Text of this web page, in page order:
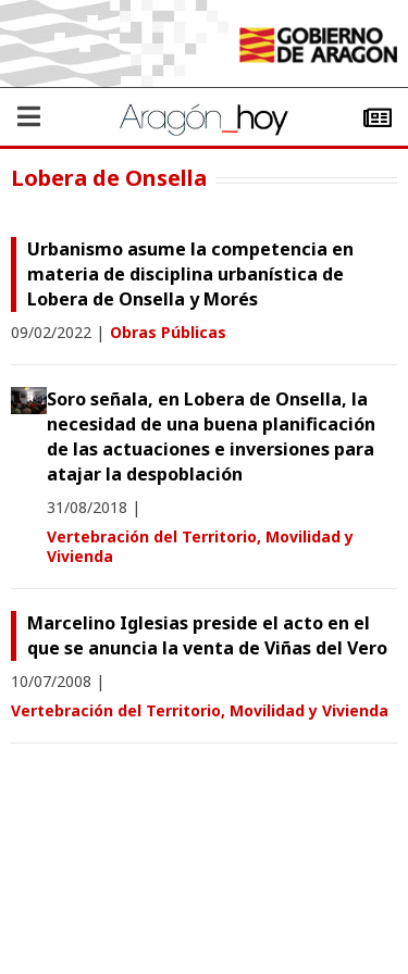
Lobera de Onsella
Urbanismo asume la competencia en
materia de disciplina urbanística de
Lobera de Onsella y Morés
09/02/2022 | Obras Públicas
Soro señala, en Lobera de Onsella, la
necesidad de una buena planificación
de las actuaciones e inversiones para
atajar la despoblación
31/08/2018 |
Vertebración del Territorio, Movilidad y
Vivienda
Marcelino Iglesias preside el acto en el
que se anuncia la venta de Viñas del Vero
10/07/2008 |
Vertebración del Territorio, Movilidad y Vivienda